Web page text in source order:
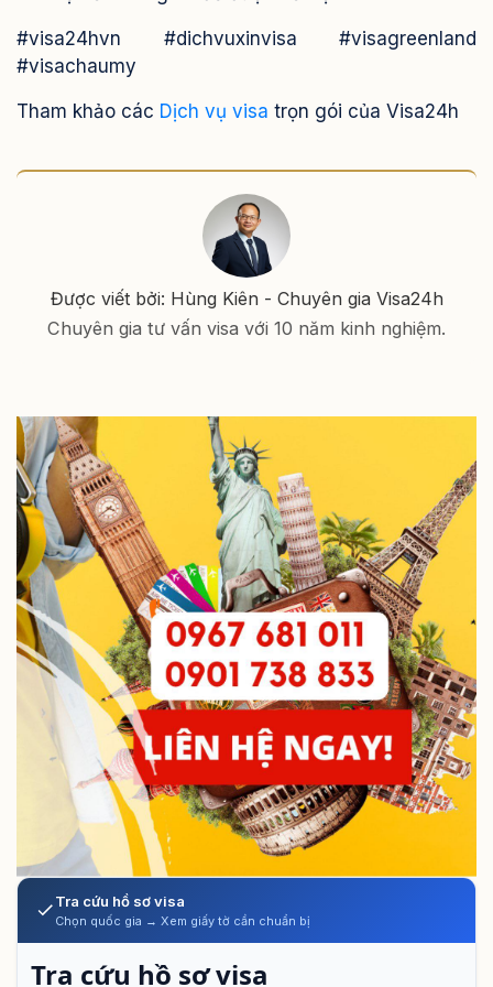
#visa24hvn #dichvuxinvisa #visagreenland
#visachaumy
Tham khảo các Dịch vụ visa trọn gói của Visa24h
Được viết bởi: Hùng Kiên - Chuyên gia Visa24h
Chuyên gia tư vấn visa với 10 năm kinh nghiệm.
Tra cứu hồ sơ visa
Chọn quốc gia → Xem giấy tờ cần chuẩn bị